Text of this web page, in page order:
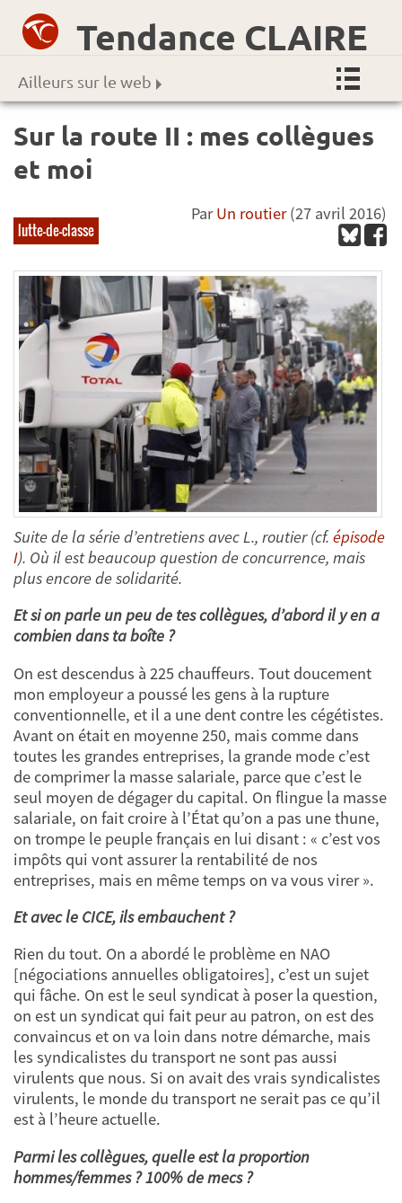
Tendance CLAIRE
Ailleurs sur le web
Sur la route II : mes collègues
et moi
lutte-de-classe
ParUn routier(27 avril 2016)
Suite de la série d’entretiens avec L., routier(cf. épisode
I). Où il est beaucoup question de concurrence, mais
plus encore de solidarité.
Et si on parle un peu de tes collègues, d’abord il y en a
combien dans ta boîte ?
On est descendus à 225 chauffeurs. Tout doucement
mon employeur a poussé les gens à la rupture
conventionnelle, et il a une dent contre les cégétistes.
Avant on était en moyenne 250, mais comme dans
toutes les grandes entreprises, la grande mode c’est
de comprimer la masse salariale, parce que c’est le
seul moyen de dégager du capital. On flingue la masse
salariale, on fait croire à l’État qu’on a pas une thune,
on trompe le peuple français en lui disant : « c’est vos
impôts qui vont assurer la rentabilité de nos
entreprises, mais en même temps on va vous virer ».
Et avec le CICE, ils embauchent ?
Rien du tout. On a abordé le problème en NAO
[négociations annuelles obligatoires], c’est un sujet
qui fâche. On est le seul syndicat à poser la question,
on est un syndicat qui fait peur au patron, on est des
convaincus et on va loin dans notre démarche, mais
les syndicalistes du transport ne sont pas aussi
virulents que nous. Si on avait des vrais syndicalistes
virulents, le monde du transport ne serait pas ce qu’il
est à l’heure actuelle.
Parmi les collègues, quelle est la proportion
hommes/femmes ? 100% de mecs ?